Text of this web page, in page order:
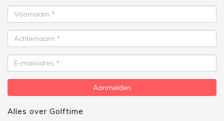
Voornaam
Achternaam
E-
mailadres
Aanmelden
Alles over Golftime